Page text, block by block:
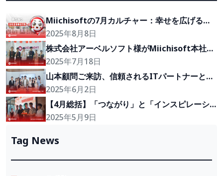
Miichisoftの7月カルチャー：幸せを広げる旅
路
2025年8月8日
株式会社アーベルソフト様がMiichisoft本社を
訪問、長期的なパートナーシップ強化へ
2025年7月18日
山本顧問ご来訪、信頼されるITパートナーとし
ての地位をさらに強化
2025年6月2日
【4月総括】「つながり」と「インスピレーシ
ョン」に満ちた一ヶ月
2025年5月9日
Tag News